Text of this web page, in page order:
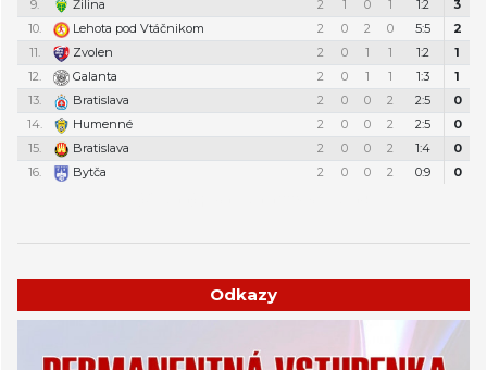
9.
Žilina 2 1 0 1 1:2
3
10.
Lehota pod Vtáčnikom 2 0 2 0 5:5
2
11.
Zvolen 2 0 1 1 1:2
1
12.
Galanta 2 0 1 1 1:3
1
13.
Bratislava 2 0 0 2 2:5
0
14.
Humenné 2 0 0 2 2:5
0
15.
Bratislava 2 0 0 2 1:4
0
16.
Bytča 2 0 0 2 0:9 0
Odkazy